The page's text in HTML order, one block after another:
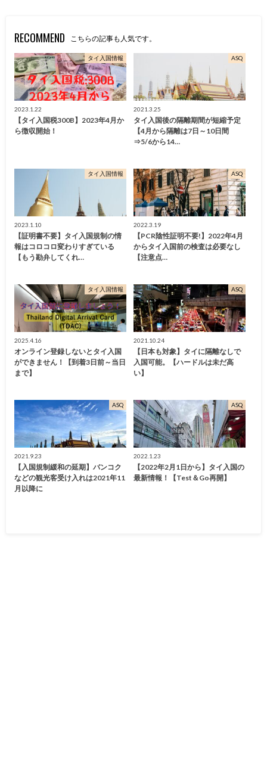
RECOMMEND こちらの記事も人気です。
タイ入国情報
2023.1.22
【タイ入国税300B】2023年4月か
ら徴収開始！
ASQ
2021.3.25
タイ入国後の隔離期間が短縮予定
【4月から隔離は7日～10日間
⇒5/6から14…
タイ入国情報
2023.1.10
【証明書不要】タイ入国規制の情
報はコロコロ変わりすぎている
【もう勘弁してくれ…
ASQ
2022.3.19
【PCR陰性証明不要!】2022年4月
からタイ入国前の検査は必要なし
【注意点…
タイ入国情報
2025.4.16
オンライン登録しないとタイ入国
ができません！【到着3日前～当日
まで】
ASQ
2021.10.24
【日本も対象】タイに隔離なしで
入国可能。【ハードルは未だ高
い】
ASQ
2021.9.23
【入国規制緩和の延期】バンコク
などの観光客受け入れは2021年11
月以降に
ASQ
2022.1.23
【2022年2月1日から】タイ入国の
最新情報！【Test＆Go再開】